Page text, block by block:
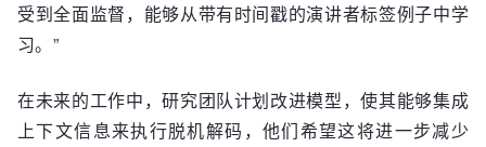
受到全面监督，能够从带有时间戳的演讲者标签例子中学
习。”
在未来的工作中，研究团队计划改进模型，使其能够集成
上下文信息来执行脱机解码，他们希望这将进一步减少